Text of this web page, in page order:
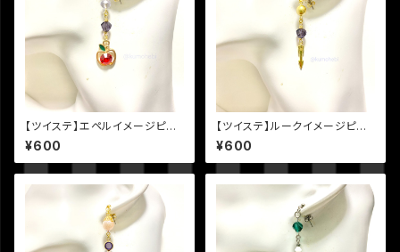
【ツイステ】エペルイメージピア
ス
¥600
【ツイステ】ルークイメージピア
ス
¥600